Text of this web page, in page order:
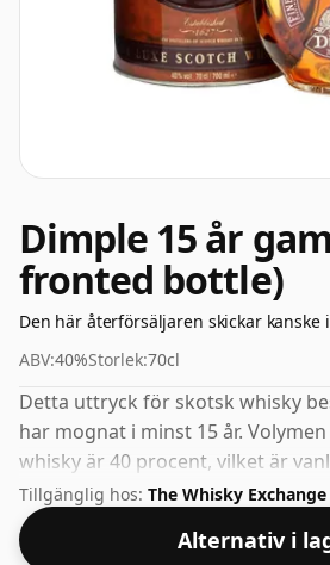
Dimple 15 år
fronted bottle)
Den här återförsäljaren skickar
ABV:40%Storlek:70cl
Detta uttryck för skotsk whisky
har mognat i minst 15 år. Volymen
whisky är 40 procent, vilket är
Scotch även om många single
med högre styrkor nu för tiden.
70cl.
Tillgänglig hos: The Whisky Exchange
Alternativ i